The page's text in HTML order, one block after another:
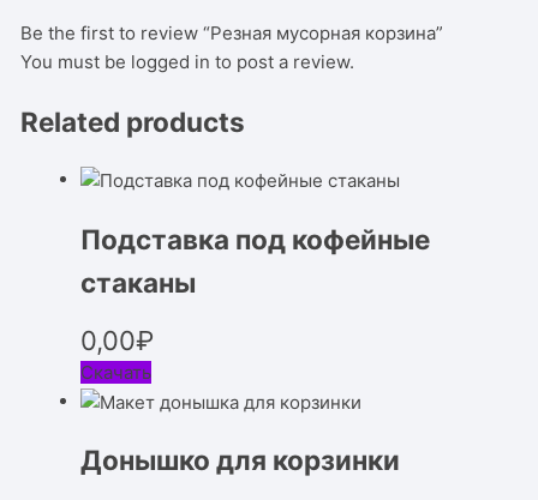
Be the first to review “Резная мусорная корзина”
You must be logged in to post a review.
Related products
Подставка под кофейные
стаканы
0,00₽
Скачать
Донышко для корзинки